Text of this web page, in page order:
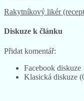
Rakytníkový likér
Diskuze k článku
Přidat komentář:
Facebook diskuze
Klasická diskuze